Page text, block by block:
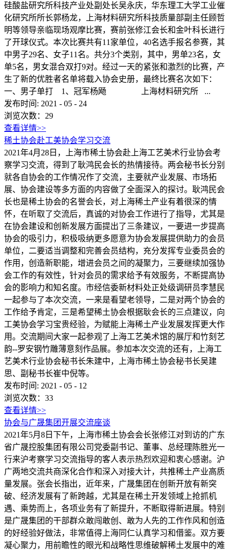
硅酸盐研究所科技产业处副处长吴永庆，华东理工大学工业催
化研究所所长郭杨龙，上海材料研究所科技质量部副主任顾哲
明等领导亲临现场观摩比赛，赛前张修江会长和金叶科长进行
了开球仪式。本次比赛共有11家单位，40名选手报名参赛，其
中男子29名、女子11名。共分3个类别，其中，男单23名，女
单5名，男女混合双打9对。经过一天的紧张和激烈的比赛，产
生了新的优胜者名单将载入协会史册，最终比赛名次如下：
一、男子单打 1、冠军杨飏 上海材料研究所 ...
发布时间: 2021 - 05 - 24
浏览次数： 29
查看详情>>
稀土协会赴工美协会学习交流
2021年4月28日，上海市稀土协会赴上海工艺美术行业协会考
察学习交流，得到了耿鸿民会长的热情接待。两会秘书长分别
就各自协会的工作情况作了交流，主要就产业发展、市场拓
展、协会建设等多方面的内容做了全面深入的探讨。耿鸿民会
长也是稀土协会的名誉会长，对上海稀土产业有着很深的情
怀，在听取了交流后，真诚的对协会工作进行了指导，尤其是
在协会建设和创新发展方面提出了三条建议，一要进一步提高
协会的吸引力，积极吸纳更多愿意为协会发展提供助力的会员
单位，二要适当调整和完善会员结构，充分发挥专业委员会的
作用，创造新职能，增进会员之间的凝聚力，三要继续加强协
会工作的有效性，针对会员的需求给予有效服务，不断提高协
会的影响力和知名度。市经信委新材料处正处级调研员李慧民
一起参与了本次交流，一来是看望老领导，二是对两个协会的
工作给予肯定，三是希望稀土协会根据耿会长的三点建议，向
工美协会学习宝贵经验，为赋能上海稀土产业发展发挥更大作
用。交流期间大家一起参观了上海工艺美术馆的展厅和竹刻艺
韵--罗安钢竹雕薄意刻作品展。参加本次交流的还有，上海工
艺美术行业协会秘书长朱建中，上海市稀土协会秘书长吴建
思、副秘书长崔中倪等。
发布时间: 2021 - 05 - 12
浏览次数： 33
查看详情>>
协会与广晟集团开展交流座谈
2021年5月8日下午，上海市稀土协会会长张修江对到访的广东
省广晟控股集团有限公司党委副书记、董事、总经理陈胜光一
行来沪考察学习交流指导的客人表示热烈欢迎和衷心感谢。沪
广两地交流共商深化合作和深入对接大计，共推稀土产业高质
量发展。张会长指出，近年来，广晟集团在创新开放有新突
破、经济发展有了新跨越，尤其是在稀土开发领域上抢抓机
遇、乘势而上，各项业务有了新提升，不断取得新进展。特别
是广晟集团的干部群众敢闯敢创、敢为人先的工作作风和创造
的好经验好做法，非常值得上海同仁认真学习和借鉴。双方要
凝心聚力，用前瞻性的眼光和战略性思维破解稀土发展中的难